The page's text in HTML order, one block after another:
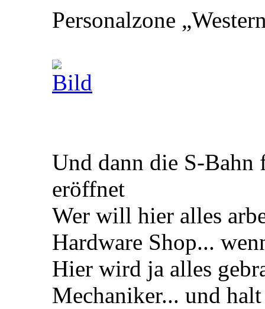
Personalzone
Und dann die S-Bahn
eröffnet
Wer will hier alles
Hardware Shop...
Hier wird ja alles
Mechaniker... und